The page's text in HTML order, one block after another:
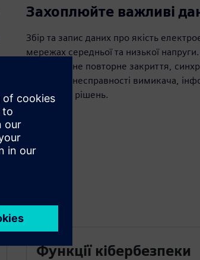
Захоплюйте важливі
Збір та запис даних про якість
мережах середньої та низької
автоматичне повторне закриття,
захист від несправності вимикача,
прийняття рішень.
Функції кібербезпеки